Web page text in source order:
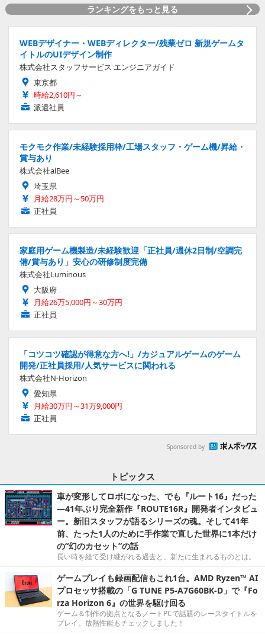
ランキングをもっと見る
WEBデザイナー・WEBディレクター/残業ゼロ 新規ゲームタ
イトルのUIデザイン制作
株式会社スタッフサービス エンジニアガイド
東京都
時給2,610円～
派遣社員
モクモク作業/未経験採用枠/工場スタッフ・ゲーム機/昇給・
賞与あり
株式会社alBee
埼玉県
月給28万円～50万円
正社員
家庭用ゲーム機製造/未経験歓迎「正社員/週休2日制/空調完
備/賞与あり」安心の研修制度完備
株式会社Luminous
大阪府
月給26万5,000円～30万円
正社員
「コツコツ確認が得意な方へ!」/カジュアルゲームのゲーム
開発/正社員採用/人気サービスに関われる
株式会社N-Horizon
愛知県
月給30万円～31万9,000円
正社員
Sponsored by
トピックス
車が変形してロボになった、でも『ルート16』だった
―41年ぶり完全新作『ROUTE16R』開発者インタビュ
ー。新旧スタッフが語るシリーズの魂。そして41年
前、たった1人のために手作業で直した世界に1本だけ
の“幻のカセット”の話
長い時を経て受け継がれる過去と、新たに生まれるものとは。
ゲームプレイも録画配信もこれ1台。AMD Ryzen™ AI
プロセッサ搭載の「G TUNE P5-A7G60BK-D」で『Fo
rza Horizon 6』の世界を駆け回る
ゲーム＆制作の拠点となるノートPCで話題のレースタイトルを
プレイ。放熱性能もチェックしました！